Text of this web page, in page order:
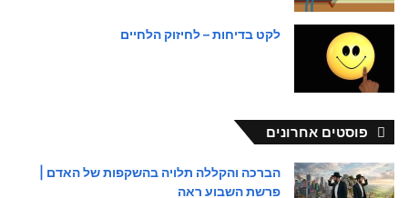
לקט בדיחות – לחיזוק הלחיים
פוסטים אחרונים
הברכה והקללה תלויה בהשקפות של האדם |
פרשת השבוע ראה